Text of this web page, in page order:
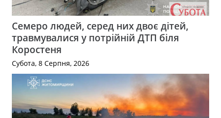
Семеро людей, серед них двоє дітей,
травмувалися у потрійній ДТП біля
Коростеня
Субота, 8 Серпня, 2026